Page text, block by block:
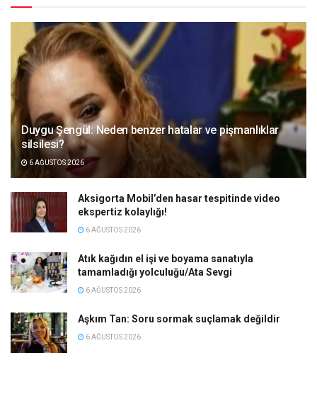
Duygu Şengül: Neden benzer hatalar ve pişmanlıklar
silsilesi?
6 AĞUSTOS 2026
Aksigorta Mobil’den hasar tespitinde video
ekspertiz kolaylığı!
6 AĞUSTOS 2026
Atık kağıdın el işi ve boyama sanatıyla
tamamladığı yolculuğu/Ata Sevgi
6 AĞUSTOS 2026
Aşkım Tan: Soru sormak suçlamak değildir
6 AĞUSTOS 2026